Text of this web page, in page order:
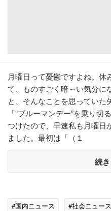
月曜日って憂鬱ですよね。休
て、ものすごく暗～い気分に
と、そんなことを思っていた
「“ブルーマンデー”を乗り
つけたので、早速私も月曜日
ました。最初は「（１
続
#国内ニュース #社会ニュース